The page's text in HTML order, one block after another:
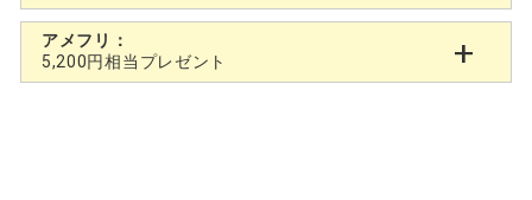
アメフリ：
5,200円相当プレゼント